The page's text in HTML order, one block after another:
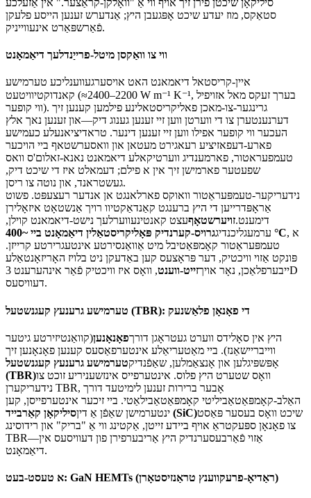
סיליקאָן שיכטן פירן זיך אויף ווי אַ "וואָלקן-קראַצער." אין אַזעלכע
סטאַקס, מוז יעדע שיכט אָפּגעבן היץ; אַנדערש זענען הייסע פלעקן
פֿאַרשפּאַרט אינעווייניק.
ווי צו וואַקסן מיטל-פרייַנדלעך דיאַמאָנט
איין-קריסטאל דיאמאנט האט אויסערגעווענליכע טערמישע
קאנדוקטיוויטעט (≈2200–2400 W m⁻¹ K⁻¹, בערך זעקס מאל אזויפיל
ווי קופער). גרינגער-צו-מאכן פאליקריסטאלינע פילמען קענען זיך
דערנענטערן צו די ווערטן ווען זיי זענען גענוג דיק—און זענען נאך אלץ
העכער ווי קופער אפילו ווען זיי זענען דינער. טראדיציאנעלע כעמישע
פארע-דעפאזיציע רעאגירט מעטאן און וואסערשטאף ביי הויכער
טעמפעראטור, פארמענדיג ווערטיקאלע דיאמאנט נאנא-זאלום'ס וואס
שפעטער פארמישן זיך אין א פילם; דעמאלט איז די שיכט דיק,
געשטראנד, און נוטה צו ריסן.
נידעריקער-טעמפּעראַטור וואוקס פארלאנגט אן אנדער רעצעפּט. פשוט
אַראָפּדרייען די היץ ברענגט קאַנדאַקטיוו רויך אַנשטאָט איזאָלירן
דימענט.זויערשטאָףעצט קאנטינעווערלעך נישט-דיאמאנט קוילן,
ערמעגליכנדיג גרויס-קערנדיק פּאָליקריסטאַלין דיאַמאָנט ביי ~400 °C, א
טעמפּעראַטור קאָמפּאַטיבל מיט אַוואַנסירטע אינטעגרירטע קרייזן.
פּונקט אַזוי וויכטיק, דער פּראָצעס קען באַדעקן ניט בלויז האָריזאָנטאַלע
ייבערפלאַכן, נאָר אויךזייט-ווענט
, וואָס איז וויכטיק פֿאַר אינהערענט 3D
דעוויסעס.
טערמישע גרענעץ קעגנשטעל (TBR): די פאָנאָן פלאַשנעק
היץ אין סאָלידס ווערט געטראָגן דורךפאָנאָנען(קוואַנטיזירטע גיטער
ווייבריישאַנז). ביי מאַטעריאַלע אינטערפאַסעס קענען פאָנאָנען זיך
אָפּשפּיגלען און אָנצאַמלען, שאַפֿנדיקטערמישע גרענעץ קעגנשטעל
(TBR)וואָס שטערט היץ פלוס. אינטערפייס אינזשעניריע זוכט צו
נידעריקערן TBR, אָבער ברירות זענען לימיטעד דורך
האַלב-קאָמפּאַטאַביליטי קאָמפּאַטאַבילאַטי. ביי זיכער אינטערפייסן, קען
ינטערמישן שאַפֿן אַ דין סיליקאָן קאַרבייד (SiC)שיכט וואָס בעסער פּאַסט
צו פאָנאָן ספּעקטראַ אויף ביידע זייטן, אַקטינג ווי אַ "בריק" און רידוסינג
TBR—אַזוי פֿאַרבעסערנדיק היץ אַריבערפירן פון דעוויסעס אין
דיאַמאָנט.
א טעסט-בעט: GaN HEMTs (ראַדיאָ-פרעקווענץ טראַנזיסטאָרן)